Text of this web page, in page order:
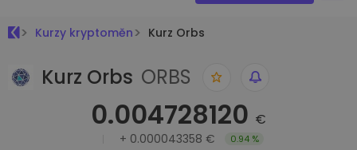
Kurzy kryptoměn Kurz Orbs
Kurz Orbs ORBS
0.004728120 €
+ 0.000043358 € 0.94 %